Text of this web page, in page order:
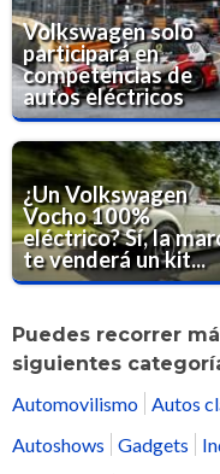
Volkswagen solo
participará en
competencias de
autos eléctricos
¿Un Volkswagen
Vocho 100%
eléctrico? Sí, la
te venderá un kit...
Puedes recorrer
siguientes
Automovilismo Autos
Autoshows
Gadgets